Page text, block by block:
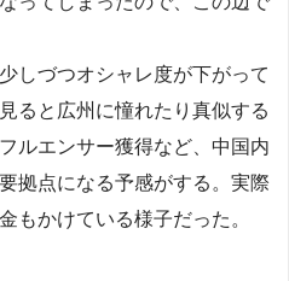
づつオシャレ度が下がって
ると広州に憧れたり真似する
ルエンサー獲得など、中国内
拠点になる予感がする。実際
もかけている様子だった。